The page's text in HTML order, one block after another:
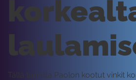
Tällä tunnilla Paolon kootut vinkit